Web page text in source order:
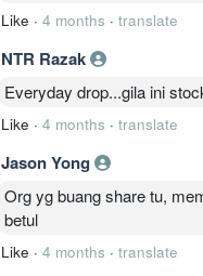
Like · 4 months · translate
NTR Razak
Everyday drop...gila ini
Like · 4 months · translate
Jason Yong
Org yg buang share tu,
betul
Like · 4 months · translate